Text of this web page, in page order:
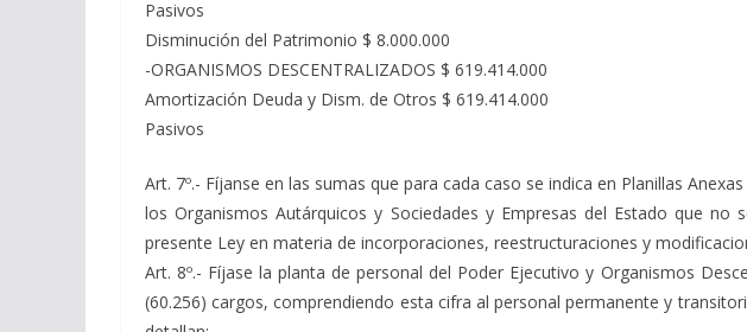
Pasivos
Disminución del Patrimonio $ 8.000.000
-ORGANISMOS DESCENTRALIZADOS $ 619.414.000
Amortización Deuda y Dism. de Otros $ 619.414.000
Pasivos
Art. 7º.- Fíjanse en las sumas que para cada caso se indica en Planillas
los Organismos Autárquicos y Sociedades y Empresas del Estado que
presente Ley en materia de incorporaciones, reestructuraciones y
Art. 8º.- Fíjase la planta de personal del Poder Ejecutivo y Organismos
(60.256) cargos, comprendiendo esta cifra al personal permanente y